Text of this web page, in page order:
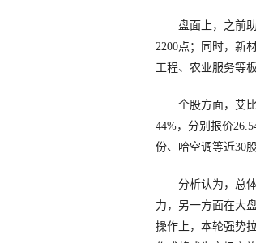
盘面上，之前助
2200点；同时，新
工程、农业服务等
个股方面，艾比
44%，分别报价
份、哈空调等近30
分析认为，总体
力，另一方面在大
操作上，本轮强势